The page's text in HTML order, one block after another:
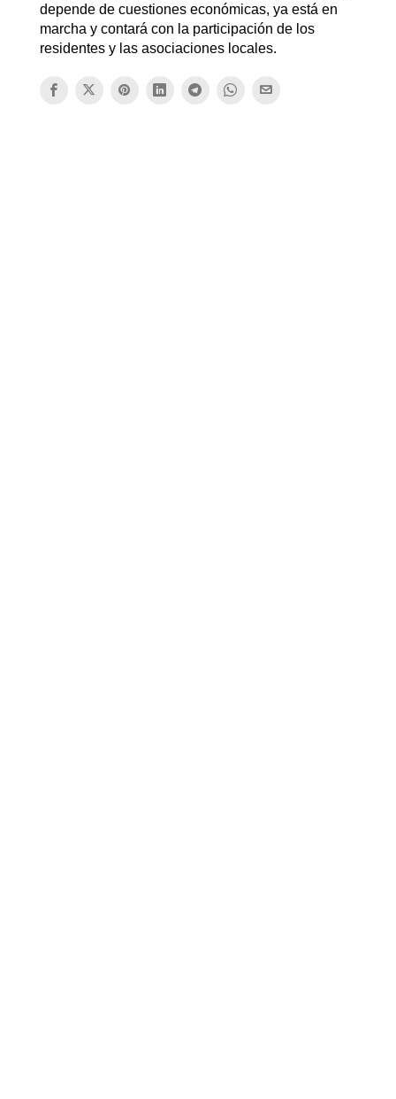
depende de cuestiones económicas, ya está en
marcha y contará con la participación de los
residentes y las asociaciones locales.